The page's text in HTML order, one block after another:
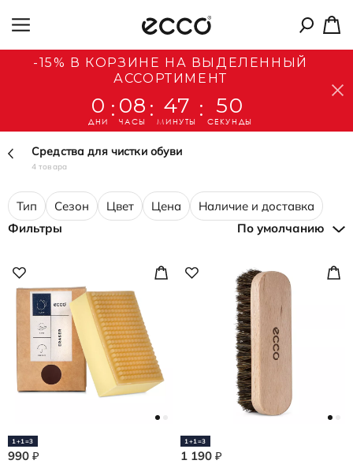
-15% В КОРЗИНЕ НА ВЫДЕЛЕННЫЙ
АССОРТИМЕНТ
0
ДНИ
: 08
ЧАСЫ
: 47
МИНУТЫ
: 50
СЕКУНДЫ
Средства для чистки обуви
4 товара
Тип Сезон Цвет Цена
Наличие и доставка
Фильтры
По умолчанию
1+1=3
990 ₽
1+1=3
1 190 ₽